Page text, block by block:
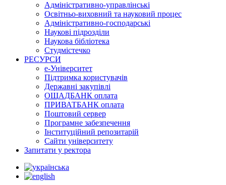
Адміністративно-управлінські
Освітньо-виховний та науковий процес
Адміністративно-господарські
Наукові підрозділи
Наукова бібліотека
Студмістечко
РЕСУРСИ
е-Університет
Підтримка користувачів
Державні закупівлі
ОЩАДБАНК оплата
ПРИВАТБАНК оплата
Поштовий сервер
Програмне забезпечення
Інституційний репозитарій
Сайти університету
Запитати у ректора